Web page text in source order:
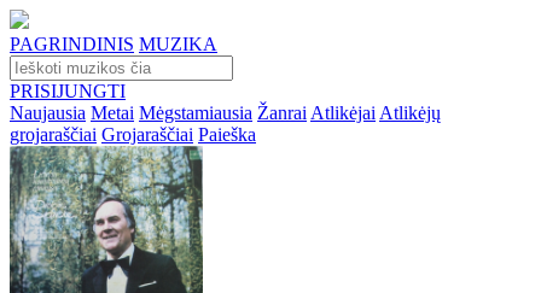
PAGRINDINIS MUZIKA
PRISIJUNGTI
Naujausia Metai Mėgstamiausia Žanrai Atlikėjai Atlikėjų
grojaraščiai Grojaraščiai Paieška